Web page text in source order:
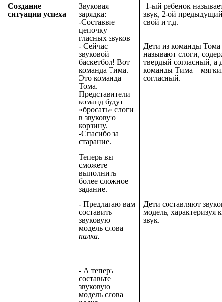
Создание
ситуации успеха
Звуковая
зарядка:
-Составьте
цепочку
гласных звуков
1-ый ребенок
звук, 2-ой
свой и т.д.
- Сейчас
звуковой
баскетбол! Вот
команда Тима.
Это команда
Тома.
Представители
команд будут
«бросать» слоги
в звуковую
корзину.
-Спасибо за
старание.
Дети из команды Тома
называют слоги,
твердый согласный, а
команды Тима –
согласный.
Теперь вы
сможете
выполнить
более сложное
задание.
- Предлагаю вам
составить
звуковую
модель слова
палка.
Дети составляют
модель, характеризуя
звук.
- А теперь
составьте
звуковую
модель слова